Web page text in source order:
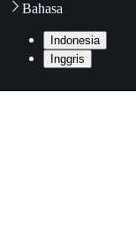
Bahasa
Indonesia
Inggris